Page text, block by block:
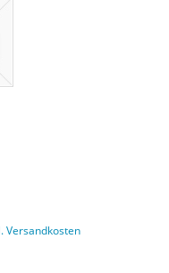
Versandkosten